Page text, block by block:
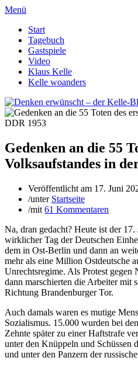
Menü
Start
Tagebuch
Gastspiele
Video
Klaus Kelle
Kelle woanders
Gedenken an die 55
Volksaufstandes in
Veröffentlicht am 17. Juni
/unter Startseite
/mit 61 Kommentaren
Na, dran gedacht? Heute ist der
wirklicher Tag der Deutschen
dem in Ost-Berlin und dann an
mehr als eine Million Ostdeutsche
Unrechtsregime. Als Protest gegen
dann marschierten die Arbeiter mit
Richtung Brandenburger Tor.
Auch damals waren es mutige
Sozialismus. 15.000 wurden bei
Zehnte später zu einer Haftstrafe
unter den Knüppeln und Schüssen
und unter den Panzern der